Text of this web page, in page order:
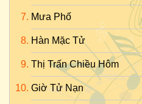
Mưa Phố
Hàn Mặc Tử
Thị Trấn Chiều Hôm
Giờ Tử Nạn